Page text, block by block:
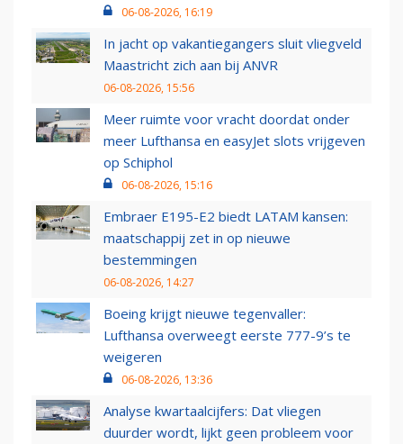
06-08-2026, 16:19
In jacht op vakantiegangers sluit vliegveld
Maastricht zich aan bij ANVR
06-08-2026, 15:56
Meer ruimte voor vracht doordat onder
meer Lufthansa en easyJet slots vrijgeven
op Schiphol
06-08-2026, 15:16
Embraer E195-E2 biedt LATAM kansen:
maatschappij zet in op nieuwe
bestemmingen
06-08-2026, 14:27
Boeing krijgt nieuwe tegenvaller:
Lufthansa overweegt eerste 777-9’s te
weigeren
06-08-2026, 13:36
Analyse kwartaalcijfers: Dat vliegen
duurder wordt, lijkt geen probleem voor